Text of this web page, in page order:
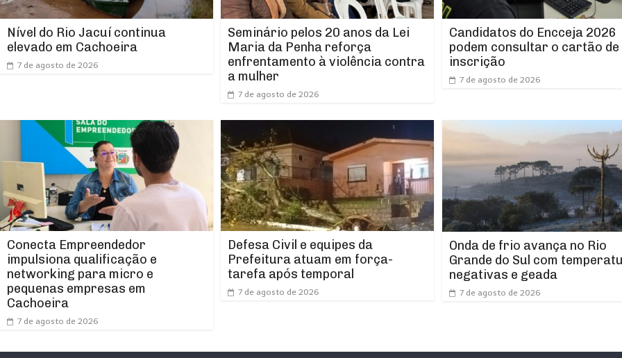
Nível do Rio Jacuí continua
elevado em Cachoeira
7 de agosto de 2026
Seminário pelos 20 anos da Lei
Maria da Penha reforça
enfrentamento à violência contra
a mulher
7 de agosto de 2026
Candidatos do Encceja 2026
podem consultar o cartão de
inscrição
7 de agosto de 2026
Conecta Empreendedor
impulsiona qualificação e
networking para micro e
pequenas empresas em
Cachoeira
7 de agosto de 2026
Defesa Civil e equipes da
Prefeitura atuam em força-
tarefa após temporal
7 de agosto de 2026
Onda de frio avança no Rio
Grande do Sul com
negativas e geada
7 de agosto de 2026